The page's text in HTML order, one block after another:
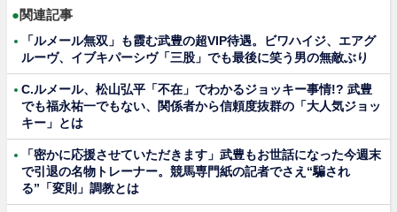
●関連記事
「ルメール無双」も霞む武豊の超VIP待遇。ビワハイジ、エアグ
ルーヴ、イブキパーシヴ「三股」でも最後に笑う男の無敵ぶり
C.ルメール、松山弘平「不在」でわかるジョッキー事情!? 武豊
でも福永祐一でもない、関係者から信頼度抜群の「大人気ジョッ
キー」とは
「密かに応援させていただきます」武豊もお世話になった今週末
で引退の名物トレーナー。競馬専門紙の記者でさえ“騙され
る”「変則」調教とは